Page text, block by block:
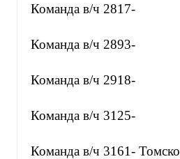
Команда в/ч 2817-
Команда в/ч 2893-
Команда в/ч 2918-
Команда в/ч 3125-
Команда в/ч 3161-